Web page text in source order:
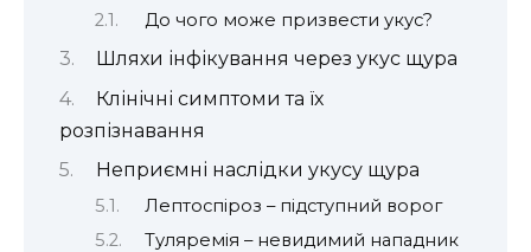
До чого може призвести укус?
Шляхи інфікування через укус щура
Клінічні симптоми та їх
розпізнавання
Неприємні наслідки укусу щура
Лептоспіроз – підступний ворог
Туляремія – невидимий нападник